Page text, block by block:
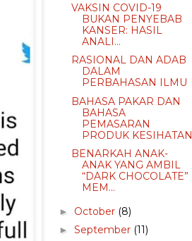
VAKSIN COVID-19
BUKAN PENYEBAB
KANSER: HASIL
ANALI...
RASIONAL DAN ADAB
DALAM
PERBAHASAN ILMU
BAHASA PAKAR DAN
BAHASA
PEMASARAN
PRODUK KESIHATAN
BENARKAH ANAK-
ANAK YANG AMBIL
“DARK CHOCOLATE”
MEM...
► October (8)
► September (11)